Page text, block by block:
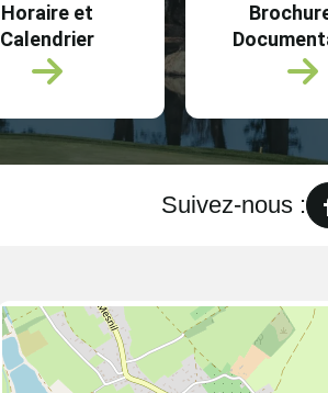
Horaire et
Calendrier
Suivez-nous :